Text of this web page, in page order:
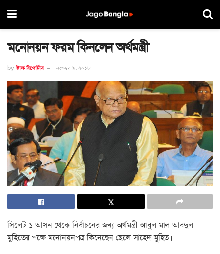
মনোনয়ন ফরম কিনলেন অর্থমন্ত্রী
by স্টাফ রিপোর্টার নভেম্বর ৯, ২০১৮
সিলেট-১ আসন থেকে নির্বাচনের জন্য অর্থমন্ত্রী আবুল মাল আবদুল
মুহিতের পক্ষে মনোনয়নপত্র কিনেছেন ছেলে সাহেদ মুহিত।